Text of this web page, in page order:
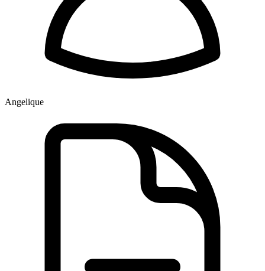
Angelique